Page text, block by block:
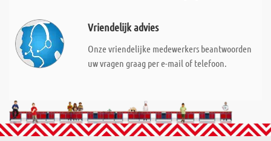
Vriendelijk advies
Onze vriendelijke medewerkers beantwoorden
uw vragen graag per e-mail of telefoon.